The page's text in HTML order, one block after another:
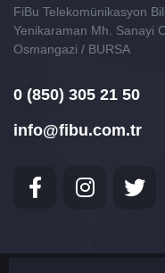
FiBu Telekomünikasyon
Yenikaraman Mh. Sanayi
Osmangazi / BURSA
0 (850) 305 21 50
info@fibu.com.tr